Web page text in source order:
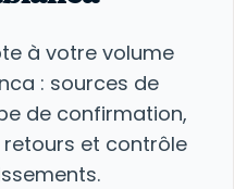
à votre volume
: sources de
de confirmation,
et contrôle